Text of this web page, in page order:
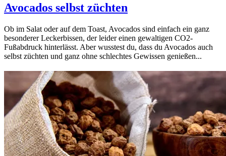
Avocados selbst züchten
Ob im Salat oder auf dem Toast, Avocados sind einfach ein ganz
besonderer Leckerbissen, der leider einen gewaltigen CO2-
Fußabdruck hinterlässt. Aber wusstest du, dass du Avocados auch
selbst züchten und ganz ohne schlechtes Gewissen genießen...